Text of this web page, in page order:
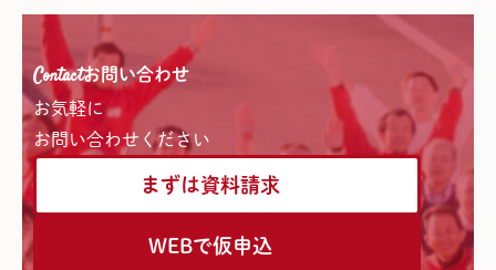
Contactお問い合わせ
お気軽に
お問い合わせください
まずは資料請求
WEBで仮申込